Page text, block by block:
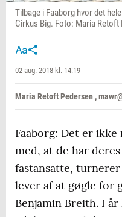
Tilbage i Faaborg hvor det
Cirkus Big. Foto: Maria Retoft
02 aug. 2018 kl. 14:19
Maria Retoft Pedersen ,
Faaborg: Det er
med, at de har
fastansatte,
lever af at gøgle for
Benjamin Breith. I